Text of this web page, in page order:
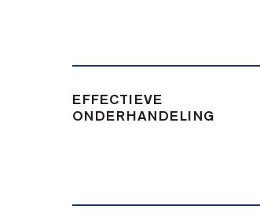
EFFECTIEVE
ONDERHANDELING